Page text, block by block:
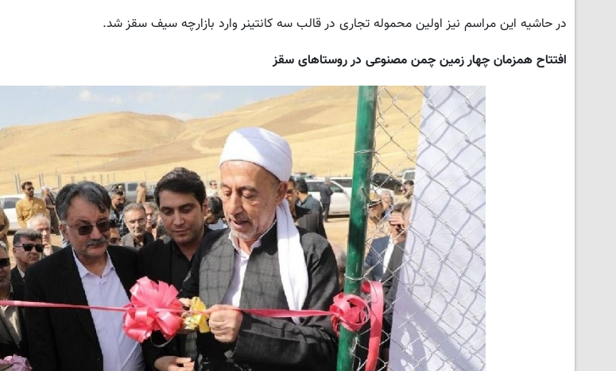
در حاشیه این مراسم نیز اولین محموله تجاری در قالب سه کانتینر وارد بازارچه سیف سقز شد.
افتتاح همزمان چهار زمین چمن مصنوعی در روستاهای سقز